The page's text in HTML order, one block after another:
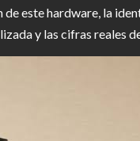
este hardware, la
y las cifras reales